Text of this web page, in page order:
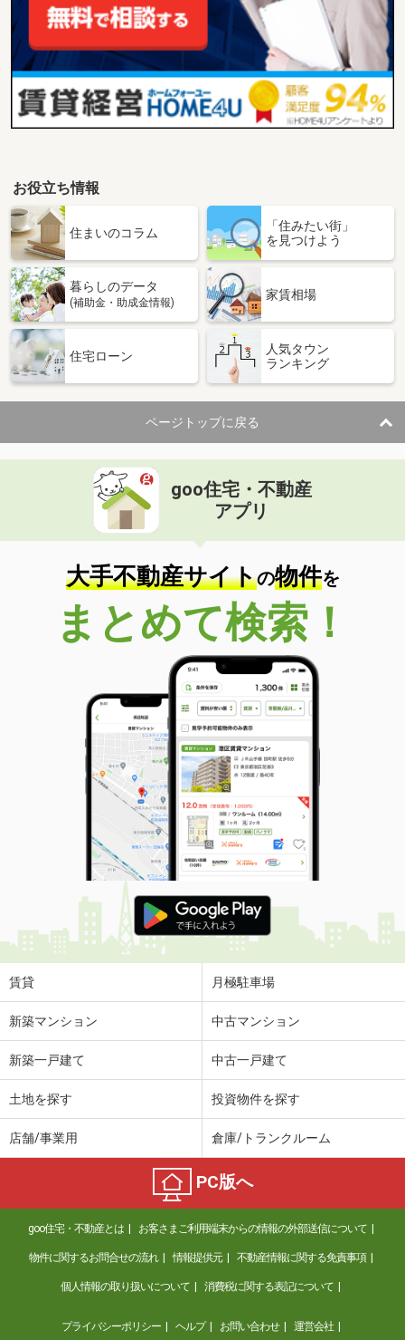
お役立ち情報
住まいのコラム
「住みたい街」
を見つけよう
暮らしのデータ
(補助金・助成金情報)
家賃相場
住宅ローン
人気タウン
ランキング
ページトップに戻る
goo住宅・不動産
アプリ
大手不動産サイトの物件を
まとめて検索！
賃貸 月極駐車場
新築マンション 中古マンション
新築一戸建て 中古一戸建て
土地を探す 投資物件を探す
店舗/事業用 倉庫/トランクルーム
PC版へ
goo住宅・不動産とは お客さまご利用端末からの情報の外部送信について
物件に関するお問合せの流れ 情報提供元 不動産情報に関する免責事項
個人情報の取り扱いについて 消費税に関する表記について
プライバシーポリシー ヘルプ お問い合わせ 運営会社